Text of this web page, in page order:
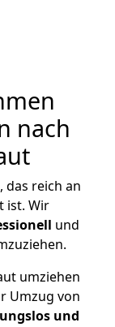
nach
das reich an
ist. Wir
und
umziehen
Umzug von
und